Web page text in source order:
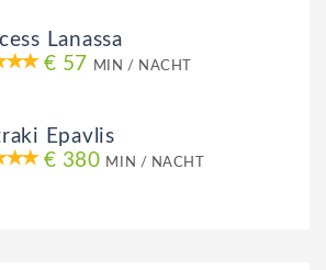
Lanassa
€ 57
MIN / NACHT
Epavlis
€ 380 MIN / NACHT